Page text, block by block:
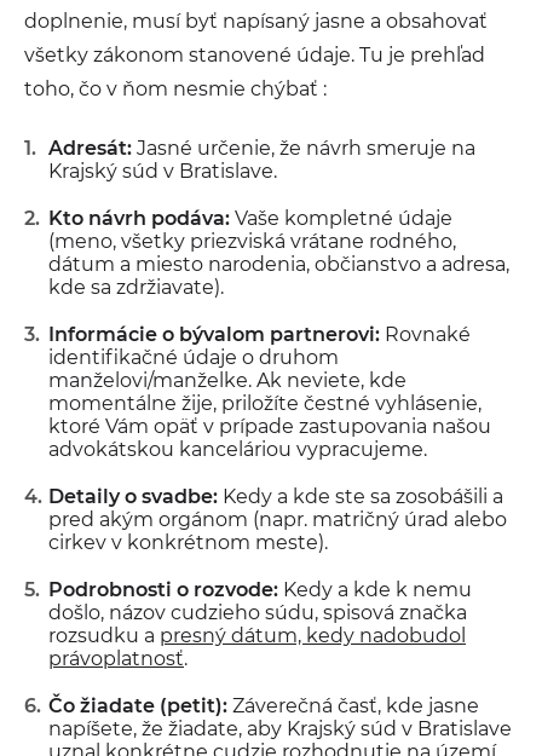
doplnenie, musí byť napísaný jasne a obsahovať
všetky zákonom stanovené údaje. Tu je prehľad
toho, čo v ňom nesmie chýbať :
Adresát: Jasné určenie, že návrh smeruje na
Krajský súd v Bratislave.
Kto návrh podáva: Vaše kompletné údaje
(meno, všetky priezviská vrátane rodného,
dátum a miesto narodenia, občianstvo a adresa,
kde sa zdržiavate).
Informácie o bývalom partnerovi: Rovnaké
identifikačné údaje o druhom
manželovi/manželke. Ak neviete, kde
momentálne žije, priložíte čestné vyhlásenie,
ktoré Vám opäť v prípade zastupovania našou
advokátskou kanceláriou vypracujeme.
Detaily o svadbe: Kedy a kde ste sa zosobášili a
pred akým orgánom (napr. matričný úrad alebo
cirkev v konkrétnom meste).
Podrobnosti o rozvode: Kedy a kde k nemu
došlo, názov cudzieho súdu, spisová značka
rozsudku a presný dátum, kedy nadobudol
právoplatnosť.
Čo žiadate (petit): Záverečná časť, kde jasne
napíšete, že žiadate, aby Krajský súd v Bratislave